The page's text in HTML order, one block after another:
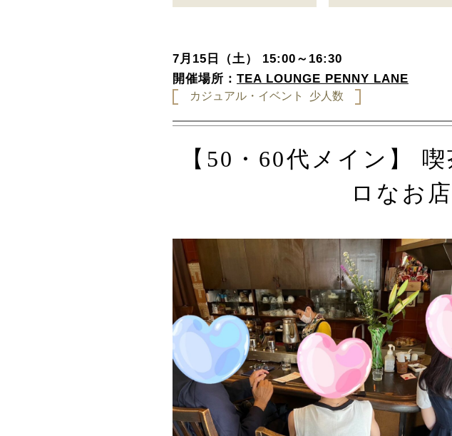
7月15日（土） 15:00～16:30
開催場所： TEA LOUNGE PENNY LANE
カジュアル・イベント 少人数
【50・60代メイン】
ロなお